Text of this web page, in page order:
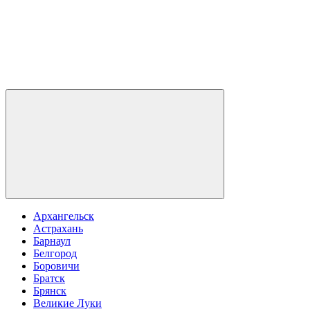
Архангельск
Астрахань
Барнаул
Белгород
Боровичи
Братск
Брянск
Великие Луки